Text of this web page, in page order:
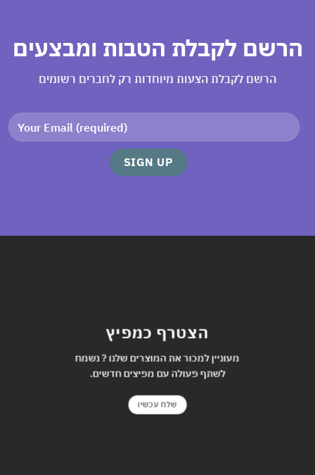
הרשם לקבלת הטבות ומבצעים
הרשם לקבלת הצעות מיוחדות רק לחברים רשומים
הצטרף כמפיץ
מעוניין למכור את המוצרים שלנו ? נשמח
לשתף פעולה עם מפיצים חדשים.
שלח עכשיו